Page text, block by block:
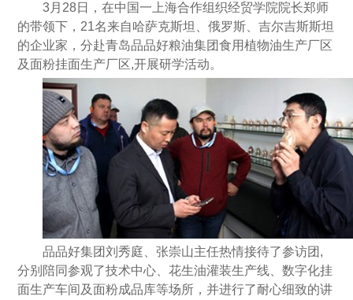
3月28日，在中国一上海合作组织经贸学院院长郑师
的带领下，21名来自哈萨克斯坦、俄罗斯、吉尔吉斯斯坦
的企业家，分赴青岛品品好粮油集团食用植物油生产厂区
及面粉挂面生产厂区,开展研学活动。
品品好集团刘秀庭、张崇山主任热情接待了参访团,
分别陪同参观了技术中心、花生油灌装生产线、数字化挂
面生产车间及面粉成品库等场所，并进行了耐心细致的讲